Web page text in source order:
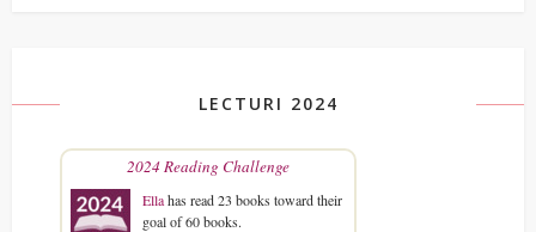
LECTURI 2024
2024 Reading Challenge
Ellahas read 23 books toward their
goal of 60 books.